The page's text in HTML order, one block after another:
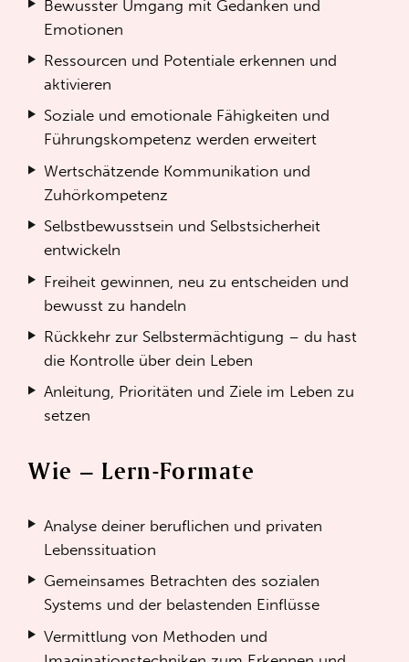
Bewusster Umgang mit Gedanken und
Emotionen
Ressourcen und Potentiale erkennen und
aktivieren
Soziale und emotionale Fähigkeiten und
Führungskompetenz werden erweitert
Wertschätzende Kommunikation und
Zuhörkompetenz
Selbstbewusstsein und Selbstsicherheit
entwickeln
Freiheit gewinnen, neu zu entscheiden und
bewusst zu handeln
Rückkehr zur Selbstermächtigung – du hast
die Kontrolle über dein Leben
Anleitung, Prioritäten und Ziele im Leben zu
setzen
Wie – Lern-Formate
Analyse deiner beruflichen und privaten
Lebenssituation
Gemeinsames Betrachten des sozialen
Systems und der belastenden Einflüsse
Vermittlung von Methoden und